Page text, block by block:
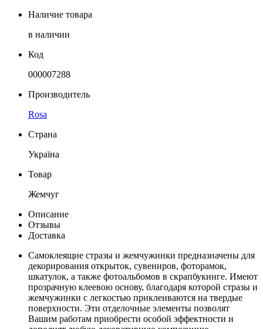
Наличие товара
в наличии
Код
000007288
Производитель
Rosa
Страна
Україна
Товар
Жемчуг
Описание
Отзывы
Доставка
Самоклеящие стразы и жемчужинки предназначены для
декорирования открыток, сувениров, фоторамок,
шкатулок, а также фотоальбомов в скрапбукинге. Имеют
прозрачную клеевою основу, благодаря которой стразы и
жемчужинки с легкостью приклеиваются на твердые
поверхности. Эти отделочные элементы позволят
Вашим работам приобрести особой эффектности и